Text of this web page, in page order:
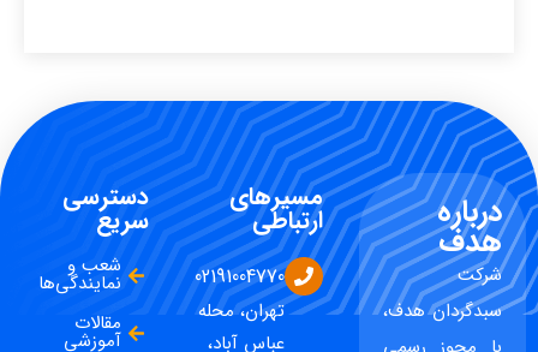
درباره
هدف
شرکت
سبدگردان هدف،
مسیرهای
ارتباطی
02191004770
تهران، محله
عباس آباد،
دسترسی
سریع
شعب و
نمایندگی‌ها
مقالات
آموزشی